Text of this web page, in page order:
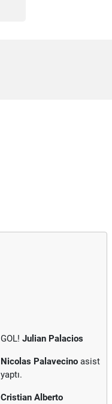
GOL! Julian Palacios
Nicolas Palavecino asist
yaptı.
Cristian Alberto